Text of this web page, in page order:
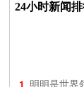
24小时新闻
明明是世界